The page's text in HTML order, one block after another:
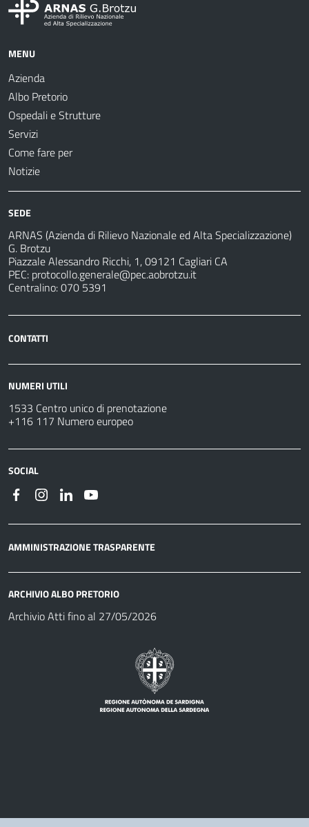
MENU
Azienda
Albo Pretorio
Ospedali e Strutture
Servizi
Come fare per
Notizie
SEDE
ARNAS (Azienda di Rilievo Nazionale ed Alta Specializzazione)
G. Brotzu
Piazzale Alessandro Ricchi, 1, 09121 Cagliari CA
PEC: protocollo.generale@pec.aobrotzu.it
Centralino: 070 5391
CONTATTI
NUMERI UTILI
1533 Centro unico di prenotazione
+116 117 Numero europeo
SOCIAL
AMMINISTRAZIONE TRASPARENTE
ARCHIVIO ALBO PRETORIO
Archivio Atti fino al 27/05/2026